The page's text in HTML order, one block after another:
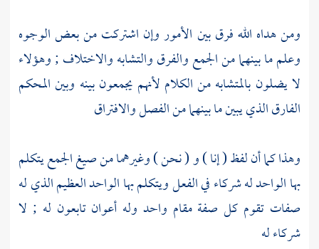
ومن هداه الله فرق بين الأمور وإن اشتركت من بعض الوجوه
وعلم ما بينهما من الجمع والفرق والتشابه والاختلاف ; وهؤلاء
لا يضلون بالمتشابه من الكلام لأنهم يجمعون بينه وبين المحكم
الفارق الذي يبين ما بينهما من الفصل والافتراق
وهذا كما أن لفظ ( إنا ) و ( نحن ) وغيرهما من صيغ الجمع يتكلم
بها الواحد له شركاء في الفعل ويتكلم بها الواحد العظيم الذي له
صفات تقوم كل صفة مقام واحد وله أعوان تابعون له ; لا
شركاء له